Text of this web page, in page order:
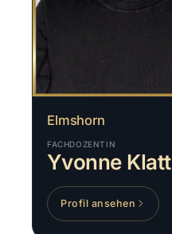
Elmshorn
FACHDOZENTIN
Yvonne Klatt
Profil ansehen